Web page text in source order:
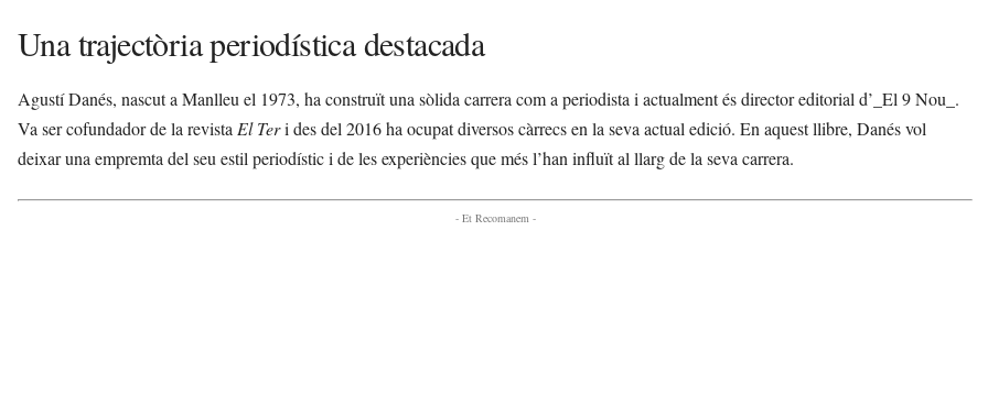
Una trajectòria periodística destacada
Agustí Danés, nascut a Manlleu el 1973, ha construït una sòlida carrera com a periodista i actualment és director editorial d’_El 9 Nou_.
Va ser cofundador de la revista El Teri des del 2016 ha ocupat diversos càrrecs en la seva actual edició. En aquest llibre, Danés vol
deixar una empremta del seu estil periodístic i de les experiències que més l’han influït al llarg de la seva carrera.
- Et Recomanem -